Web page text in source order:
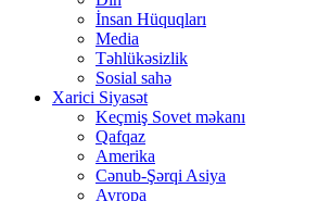
İnsan Hüquqları
Media
Təhlükəsizlik
Sosial sahə
Xarici Siyasət
Keçmiş Sovet məkanı
Qafqaz
Amerika
Cənub-Şərqi Asiya
Avropa